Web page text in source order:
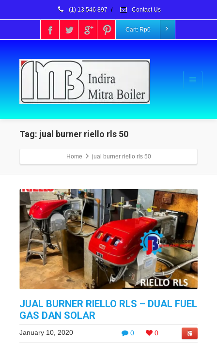
(1) 13 546 897 / Contact Us
Cart: Rp0
Tag: jual burner riello rls 50
Home jual burner riello rls 50
JUAL BURNER RIELLO RLS – DUAL FUEL
GAS DAN SOLAR
0 0
January 10, 2020